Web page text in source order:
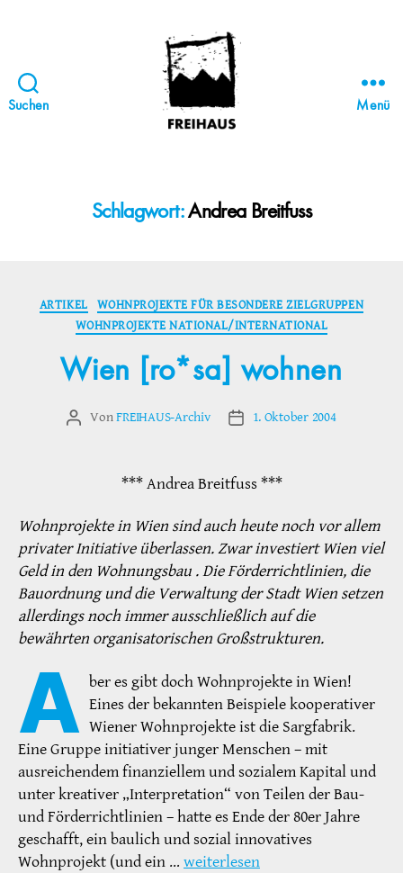
Suchen
STATTBAU
HAMBURG
Menü
Schlagwort: Andrea Breitfuss
Kategorien
ARTIKEL
WOHNPROJEKTE FÜR BESONDERE ZIELGRUPPEN
WOHNPROJEKTE NATIONAL/INTERNATIONAL
Wien [ro*sa] wohnen
Beitragsautor
VonFREIHAUS-Archiv Veröffentlichungsdatum
1. Oktober 2004
*** Andrea Breitfuss ***
Wohnprojekte in Wien sind auch heute noch vor allem
privater Initiative überlassen. Zwar investiert Wien viel
Geld in den Wohnungsbau . Die Förderrichtlinien, die
Bauordnung und die Verwaltung der Stadt Wien setzen
allerdings noch immer ausschließlich auf die
bewährten organisatorischen Großstrukturen.
A ber es gibt doch Wohnprojekte in Wien!
Eines der bekannten Beispiele kooperativer
Wiener Wohnprojekte ist die Sargfabrik.
Eine Gruppe initiativer junger Menschen – mit
ausreichendem finanziellem und sozialem Kapital und
unter kreativer „Interpretation“ von Teilen der Bau-
und Förderrichtlinien – hatte es Ende der 80er Jahre
geschafft, ein baulich und sozial innovatives
Wohnprojekt (und ein … weiterlesen